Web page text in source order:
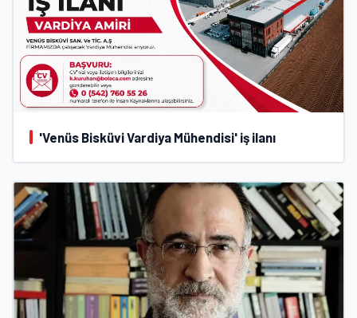
'Venüs Bisküvi Vardiya Mühendisi' iş ilanı